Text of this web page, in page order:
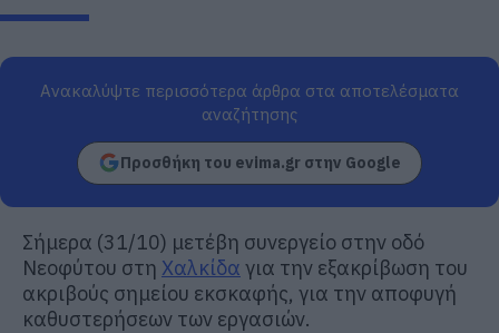
Ανακαλύψτε περισσότερα άρθρα στα αποτελέσματα
αναζήτησης
Προσθήκη του evima.gr στην Google
Σήμερα (31/10) μετέβη συνεργείο στην οδό
Νεοφύτου στη Χαλκίδα για την εξακρίβωση του
ακριβούς σημείου εκσκαφής, για την αποφυγή
καθυστερήσεων των εργασιών.